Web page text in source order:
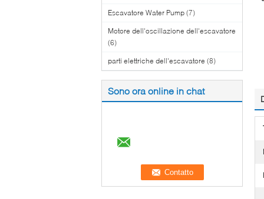
Escavatore Water Pump (7)
Motore dell'oscillazione dell'escavatore
(6)
parti elettriche dell'escavatore (8)
Sono ora online in chat